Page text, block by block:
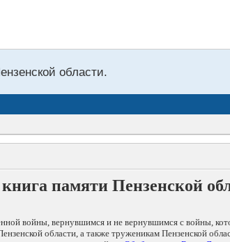
области.
памяти Пензенской
войны, вернувшимся и не вернувшимся с войны,
области, а также труженикам Пензенской